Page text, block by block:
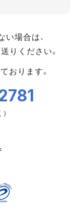
場合は、
りください。
おります。